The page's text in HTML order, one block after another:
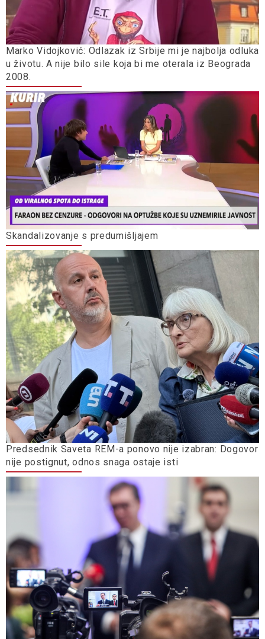
Marko Vidojković: Odlazak iz Srbije mi je najbolja odluka
u životu. A nije bilo sile koja bi me oterala iz Beograda
2008.
Skandalizovanje s predumišljajem
Predsednik Saveta REM-a ponovo nije izabran: Dogovor
nije postignut, odnos snaga ostaje isti